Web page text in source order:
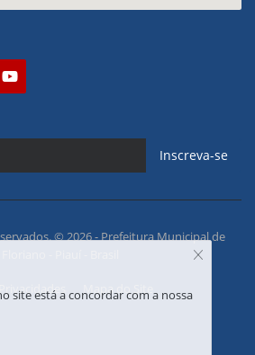
Inscreva-se
© 2026 - Prefeitura Municipal de
Mapa do Site
site está a concordar com a nossa